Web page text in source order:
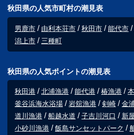
秋田県の人気市町村の潮見表
男鹿市 由利本荘市 秋田市 能代市
潟上市
三種町
秋田県の人気ポイントの潮見表
秋田港 北浦漁港 能代港 椿漁港
釜谷浜海水浴場
岩舘漁港 剣崎 金
道川漁港
船越水道 子吉川河口 新
小砂川漁港
飯島サンセットパーク